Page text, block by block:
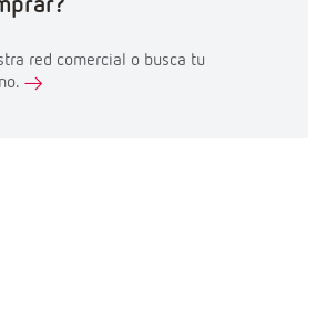
red comercial o busca tu